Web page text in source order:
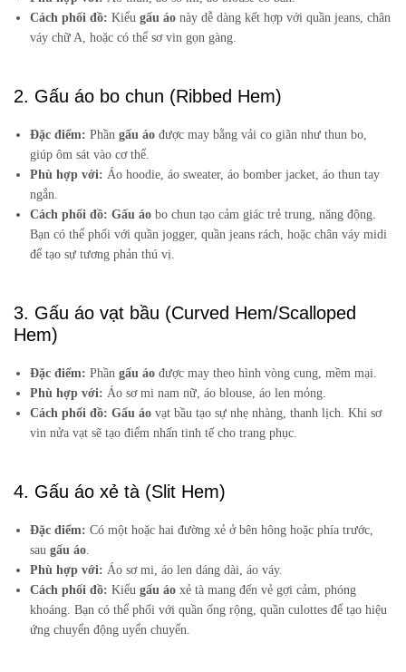
Cách phối đồ: Kiểugấu áo này dễ dàng kết hợp với quần jeans, chân
váy chữ A, hoặc có thể sơ vin gọn gàng.
2. Gấu áo bo chun (Ribbed Hem)
Đặc điểm: Phầngấu áo được may bằng vải co giãn như thun bo,
giúp ôm sát vào cơ thể.
Phù hợp với: Áo hoodie, áo sweater, áo bomber jacket, áo thun tay
ngắn.
Cách phối đồ: Gấu áo bo chun tạo cảm giác trẻ trung, năng động.
Bạn có thể phối với quần jogger, quần jeans rách, hoặc chân váy midi
để tạo sự tương phản thú vị.
3. Gấu áo vạt bầu (Curved Hem/Scalloped
Hem)
Đặc điểm: Phầngấu áo được may theo hình vòng cung, mềm mại.
Phù hợp với: Áo sơ mi nam nữ, áo blouse, áo len mỏng.
Cách phối đồ: Gấu áo vạt bầu tạo sự nhẹ nhàng, thanh lịch. Khi sơ
vin nửa vạt sẽ tạo điểm nhấn tinh tế cho trang phục.
4. Gấu áo xẻ tà (Slit Hem)
Đặc điểm: Có một hoặc hai đường xẻ ở bên hông hoặc phía trước,
saugấu áo
Phù hợp với: Áo sơ mi, áo len dáng dài, áo váy.
Cách phối đồ: Kiểugấu áo xẻ tà mang đến vẻ gợi cảm, phóng
khoáng. Bạn có thể phối với quần ống rộng, quần culottes để tạo hiệu
ứng chuyển động uyển chuyển.